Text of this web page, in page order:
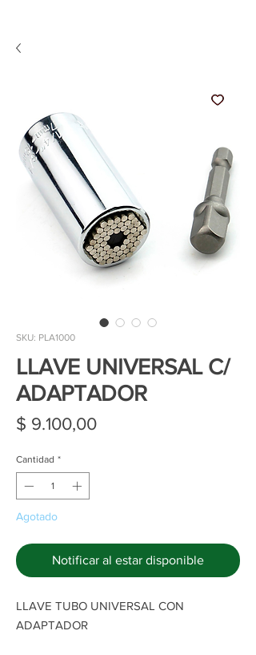
SKU: PLA1000
LLAVE UNIVERSAL C/
ADAPTADOR
$ 9.100,00Precio
Cantidad *
Agotado
Notificar al estar disponible
LLAVE TUBO UNIVERSAL CON
ADAPTADOR